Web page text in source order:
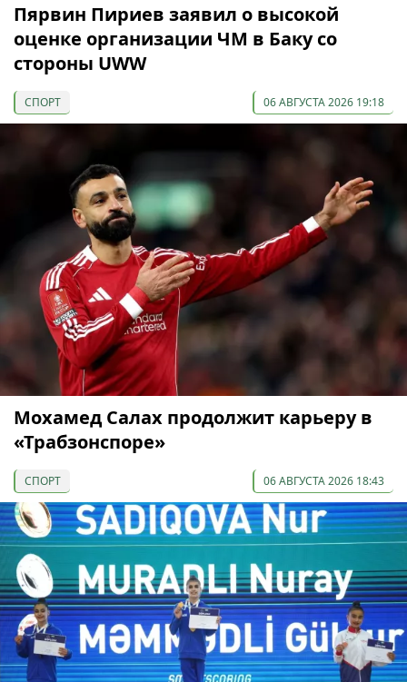
Пярвин Пириев заявил о высокой
оценке организации ЧМ в Баку со
стороны UWW
СПОРТ 06 АВГУСТА 2026 19:18
Мохамед Салах продолжит карьеру в
«Трабзонспоре»
СПОРТ 06 АВГУСТА 2026 18:43